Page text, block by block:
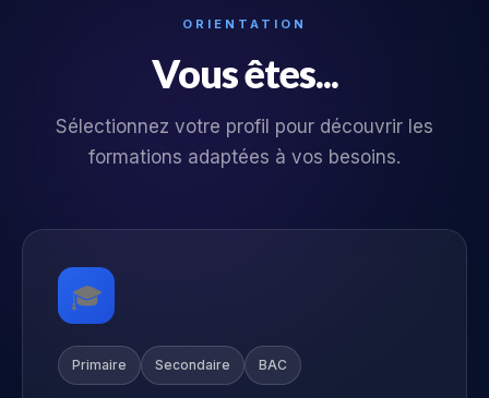
ORIENTATION
Vous êtes...
Sélectionnez votre profil pour découvrir les
formations adaptées à vos besoins.
🎓
Primaire Secondaire BAC